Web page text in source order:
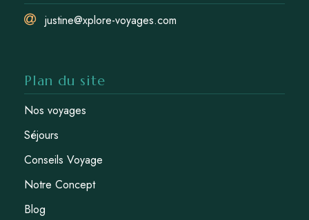
justine@xplore-voyages.com
Plan du site
Nos voyages
Séjours
Conseils Voyage
Notre Concept
Blog